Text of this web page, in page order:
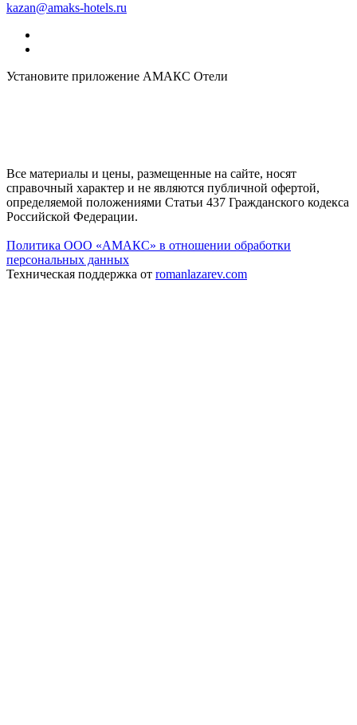
kazan@amaks-hotels.ru
Установите приложение АМАКС Отели
Все материалы и цены, размещенные на сайте, носят
справочный характер и не являются публичной офертой,
определяемой положениями Статьи 437 Гражданского кодекса
Российской Федерации.
Политика ООО «АМАКС» в отношении обработки
персональных данных
Техническая поддержка от romanlazarev.com